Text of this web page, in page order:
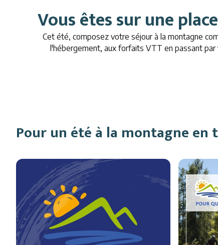
Vous êtes sur une
Cet été, composez votre séjour à la montagne
l'hébergement, aux forfaits VTT en passant
Pour un été à la montagne en